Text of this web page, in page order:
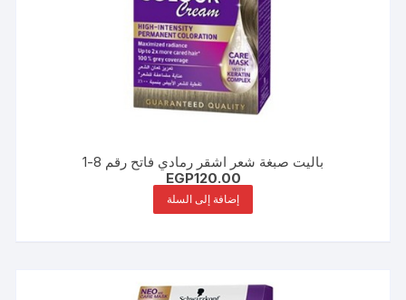
باليت صبغة شعر اشقر رمادي فاتح رقم 8-1
EGP120.00
إضافة إلى السلة